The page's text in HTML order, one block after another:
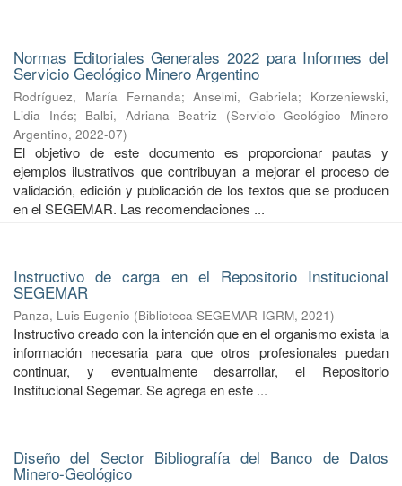
Normas Editoriales Generales 2022 para Informes del
Servicio Geológico Minero Argentino
Rodríguez, María Fernanda;Anselmi, Gabriela; Korzeniewski,
Lidia Inés; Balbi, Adriana Beatriz (Servicio Geológico Minero
Argentino, 2022-07)
El objetivo de este documento es proporcionar pautas y
ejemplos ilustrativos que contribuyan a mejorar el proceso de
validación, edición y publicación de los textos que se producen
en el SEGEMAR. Las recomendaciones ...
Instructivo de carga en el Repositorio Institucional
SEGEMAR
Panza, Luis Eugenio (Biblioteca SEGEMAR-IGRM, 2021)
Instructivo creado con la intención que en el organismo exista la
información necesaria para que otros profesionales puedan
continuar, y eventualmente desarrollar, el Repositorio
Institucional Segemar. Se agrega en este ...
Diseño del Sector Bibliografía del Banco de Datos
Minero-Geológico